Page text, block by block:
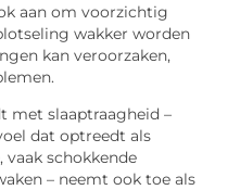
aan om voorzichtig
wakker worden
kan veroorzaken,
met slaaptraagheid –
dat optreedt als
schokkende
– neemt ook toe als